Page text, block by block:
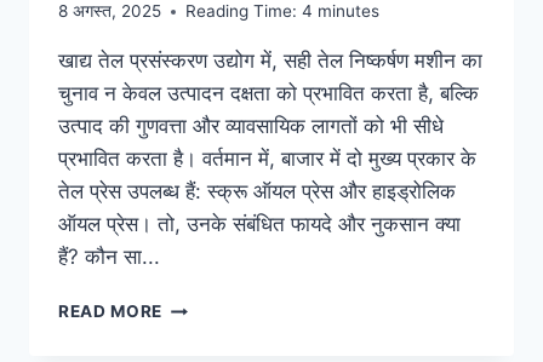
8 अगस्त, 2025 Reading Time: 4 minutes
खाद्य तेल प्रसंस्करण उद्योग में, सही तेल निष्कर्षण मशीन का
चुनाव न केवल उत्पादन दक्षता को प्रभावित करता है, बल्कि
उत्पाद की गुणवत्ता और व्यावसायिक लागतों को भी सीधे
प्रभावित करता है। वर्तमान में, बाजार में दो मुख्य प्रकार के
तेल प्रेस उपलब्ध हैं: स्क्रू ऑयल प्रेस और हाइड्रोलिक
ऑयल प्रेस। तो, उनके संबंधित फायदे और नुकसान क्या
हैं? कौन सा...
READ MORE सही